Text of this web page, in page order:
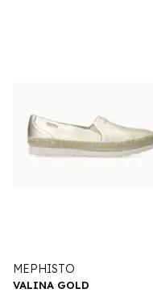
MEPHISTO
VALINA GOLD